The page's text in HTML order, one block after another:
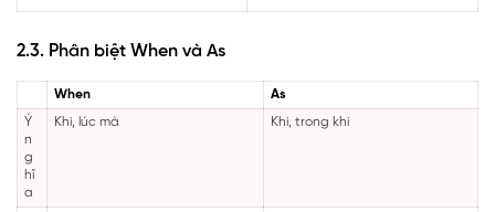
2.3. Phân biệt When và As
When
As
Ý
n
g
hĩ
a
Khi, lúc mà Khi, trong khi